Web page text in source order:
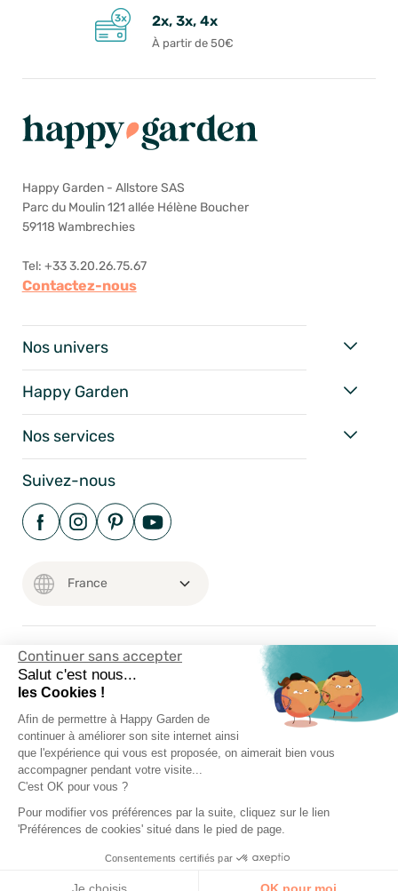
Continuer sans accepter
Salut c'est nous...
les Cookies !
Afin de permettre à Happy Garden de
continuer à améliorer son site internet ainsi
que l'expérience qui vous est proposée, on aimerait bien vous
accompagner pendant votre visite...
C'est OK pour vous ?
Pour modifier vos préférences par la suite, cliquez sur le lien
'Préférences de cookies' situé dans le pied de page.
Consentements certifiés par
2x, 3x, 4x
À partir de 50€
Happy Garden - Allstore SAS
Parc du Moulin 121 allée Hélène Boucher
59118 Wambrechies
Tel: +33 3.20.26.75.67
Contactez-nous
Nos univers
Happy Garden
Nos services
Suivez-nous
Mentions Légales
Conditions Générales
Vie Privée
Happy-Garden.fr - Allstore SAS Copyright 2024